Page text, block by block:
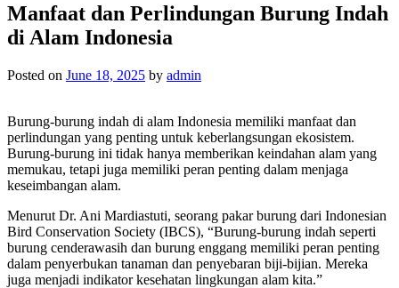
Manfaat dan Perlindungan Burung Indah
di Alam Indonesia
Posted on June 18, 2025 by admin
Burung-burung indah di alam Indonesia memiliki manfaat dan
perlindungan yang penting untuk keberlangsungan ekosistem.
Burung-burung ini tidak hanya memberikan keindahan alam yang
memukau, tetapi juga memiliki peran penting dalam menjaga
keseimbangan alam.
Menurut Dr. Ani Mardiastuti, seorang pakar burung dari Indonesian
Bird Conservation Society (IBCS), “Burung-burung indah seperti
burung cenderawasih dan burung enggang memiliki peran penting
dalam penyerbukan tanaman dan penyebaran biji-bijian. Mereka
juga menjadi indikator kesehatan lingkungan alam kita.”